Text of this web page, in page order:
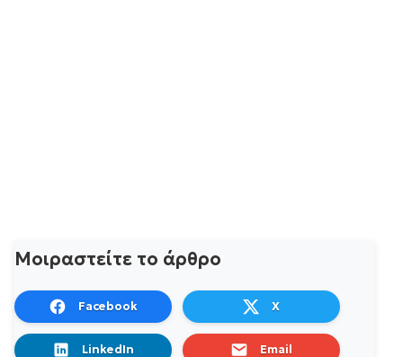
Μοιραστείτε το άρθρο
Facebook X
LinkedIn Email